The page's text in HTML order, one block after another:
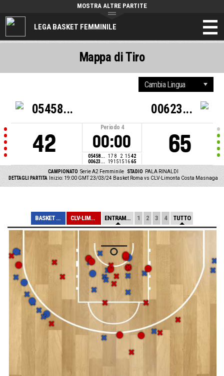
LEGA BASKET FEMMINILE
MOSTRA ALTRE PARTITE
05458...
42
Periodo 4
00:00
05458... 17 8 2 15 42
00623...
191515 16 65
00623...
65
CAMPIONATO Serie A2 Femminile STADIO PALA RINALDI
DETTAGLI PARTITA
Inizio: 19:00 GMT 23/03/24 Basket Roma vs CLV-Limonta Costa Masnaga
Mappa di Tiro
BASKET ROMA CLV-LIMONTA COS... ENTRAMBE 1 2 3 4 TUTTO